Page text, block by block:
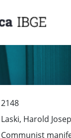
2148
Laski, Harold
Communist